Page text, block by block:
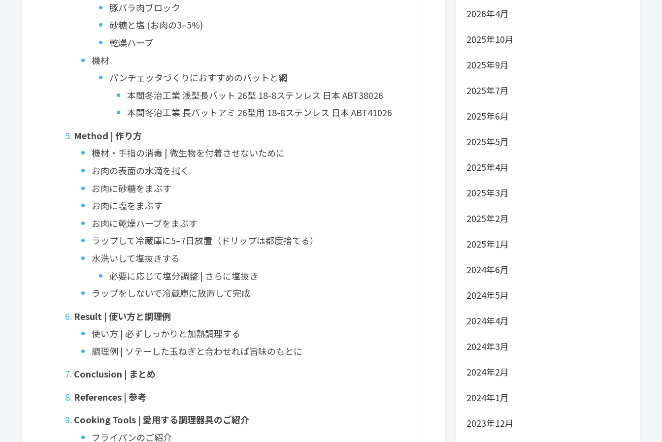
豚バラ肉ブロック
砂糖と塩 (お肉の3–5%)
乾燥ハーブ
機材
パンチェッタづくりにおすすめのバットと網
本間冬治工業 浅型長バット 26型 18-8ステンレス 日本 ABT38026
本間冬治工業 長バットアミ 26型用 18-8ステンレス 日本 ABT41026
Method | 作り方
機材・手指の消毒 | 微生物を付着させないために
お肉の表面の水滴を拭く
お肉に砂糖をまぶす
お肉に塩をまぶす
お肉に乾燥ハーブをまぶす
ラップして冷蔵庫に5–7日放置（ドリップは都度捨てる）
水洗いして塩抜きする
必要に応じて塩分調整 | さらに塩抜き
ラップをしないで冷蔵庫に放置して完成
Result | 使い方と調理例
使い方 | 必ずしっかりと加熱調理する
調理例 | ソテーした玉ねぎと合わせれば旨味のもとに
Conclusion | まとめ
References | 参考
Cooking Tools | 愛用する調理器具のご紹介
フライパンのご紹介
2026年4月
2025年10月
2025年9月
2025年7月
2025年6月
2025年5月
2025年4月
2025年3月
2025年2月
2025年1月
2024年6月
2024年5月
2024年4月
2024年3月
2024年2月
2024年1月
2023年12月